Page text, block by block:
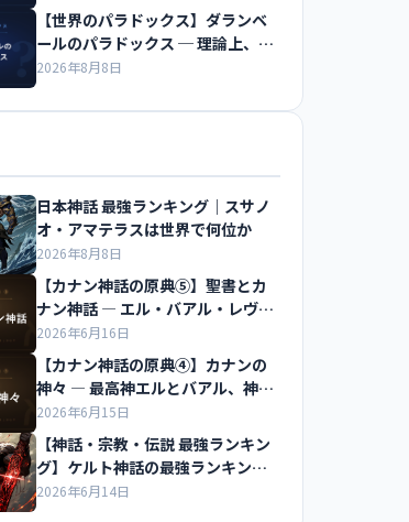
【世界のパラドックス】ダランベ
ールのパラドックス ─ 理論上、水
の抵抗はゼロになる
2026年8月8日
日本神話 最強ランキング｜スサノ
オ・アマテラスは世界で何位か
2026年8月8日
【カナン神話の原典⑤】聖書とカ
ナン神話 ― エル・バアル・レヴィ
アタンのつながりを解説
2026年6月16日
【カナン神話の原典④】カナンの
神々 ― 最高神エルとバアル、神々
の会議を解説
2026年6月15日
【神話・宗教・伝説 最強ランキン
グ】ケルト神話の最強ランキング
の紹介
2026年6月14日